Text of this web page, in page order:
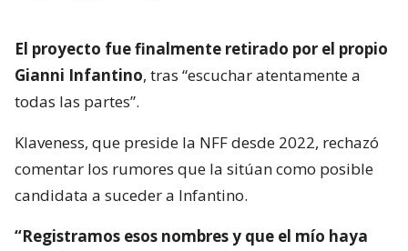
El proyecto fue finalmente retirado por el propio
Gianni Infantino, tras “escuchar atentamente a
todas las partes”.
Klaveness, que preside la NFF desde 2022, rechazó
comentar los rumores que la sitúan como posible
candidata a suceder a Infantino.
“Registramos esos nombres y que el mío haya